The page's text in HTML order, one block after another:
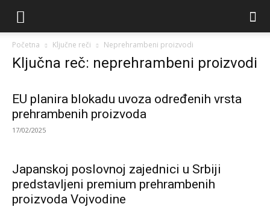
Početna Ključne reči Neprehrambeni proizvodi
Ključna reč: neprehrambeni proizvodi
EU planira blokadu uvoza određenih vrsta
prehrambenih proizvoda
17/02/2025
Japanskoj poslovnoj zajednici u Srbiji
predstavljeni premium prehrambenih
proizvoda Vojvodine